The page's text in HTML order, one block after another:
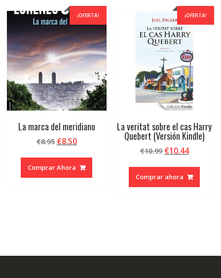
¡OFERTA!
La marca del meridiano
€8.95 El
original
era:
€8.50El
actual
es:
Comprar Ahora
¡OFERTA!
La veritat sobre el cas Harry
Quebert (Versión Kindle)
€10.99 El
original
era:
€10.44El
actual
es:
Comprar ahora